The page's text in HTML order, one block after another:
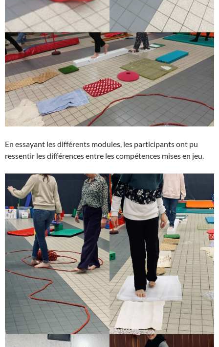
En essayant les différents modules, les participants ont pu
ressentir les différences entre les compétences mises en jeu.